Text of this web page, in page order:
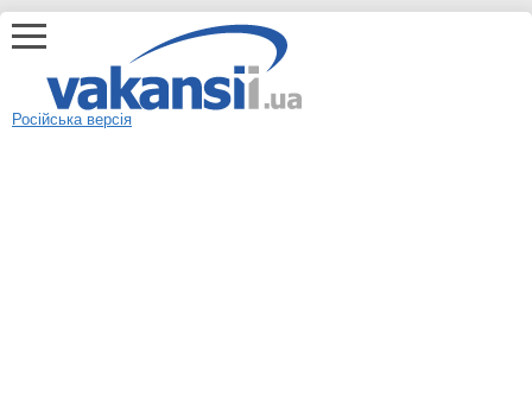
Російська версія